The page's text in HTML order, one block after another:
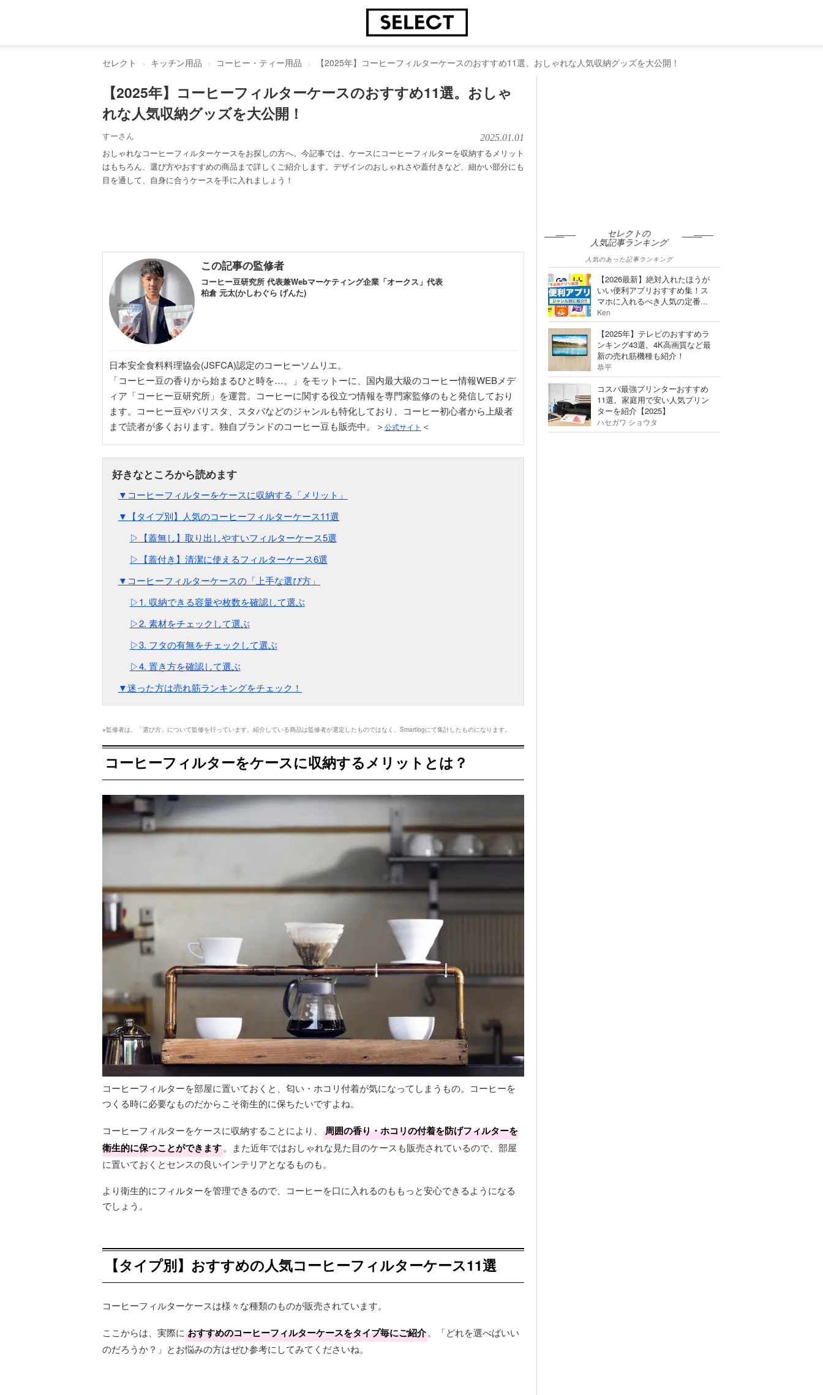
セレクト キッチン用品 コーヒー・ティー用品 【2025年】コーヒーフィルターケースのおすすめ11選。おしゃれな人気収納グッズを大公開！
【2025年】コーヒーフィルターケースのおすすめ11選。おしゃ
れな人気収納グッズを大公開！
すーさん 2025.01.01
おしゃれなコーヒーフィルターケースをお探しの方へ。今記事では、ケースにコーヒーフィルターを収納するメリット
はもちろん、選び方やおすすめの商品まで詳しくご紹介します。デザインのおしゃれさや蓋付きなど、細かい部分にも
目を通して、自身に合うケースを手に入れましょう！
この記事の監修者
コーヒー豆研究所 代表兼Webマーケティング企業「オークス」代表
柏倉 元太(かしわぐら げんた)
日本安全食料料理協会(JSFCA)認定のコーヒーソムリエ。
「コーヒー豆の香りから始まるひと時を…。」をモットーに、国内最大級のコーヒー情報WEBメデ
ィア「コーヒー豆研究所」を運営。コーヒーに関する役立つ情報を専門家監修のもと発信しており
ます。コーヒー豆やバリスタ、スタバなどのジャンルも特化しており、コーヒー初心者から上級者
まで読者が多くおります。独自ブランドのコーヒー豆も販売中。＞ 公式サイト ＜
▼コーヒーフィルターをケースに収納する「メリット」
▼【タイプ別】人気のコーヒーフィルターケース11選
▷【蓋無し】取り出しやすいフィルターケース5選
▷【蓋付き】清潔に使えるフィルターケース6選
▼コーヒーフィルターケースの「上手な選び方」
▷1. 収納できる容量や枚数を確認して選ぶ
▷2. 素材をチェックして選ぶ
▷3. フタの有無をチェックして選ぶ
▷4. 置き方を確認して選ぶ
▼迷った方は売れ筋ランキングをチェック！
※監修者は、「選び方」について監修を行っています。紹介している商品は監修者が選定したものではなく、Smartlogにて集計したものになります。
コーヒーフィルターをケースに収納するメリットとは？
コーヒーフィルターを部屋に置いておくと、匂い・ホコリ付着が気になってしまうもの。コーヒーを
つくる時に必要なものだからこそ衛生的に保ちたいですよね。
コーヒーフィルターをケースに収納することにより、
周囲の香り・ホコリの付着を防げフィルターを
衛生的に保つことができます。また近年ではおしゃれな見た目のケースも販売されているので、部屋
に置いておくとセンスの良いインテリアとなるものも。
より衛生的にフィルターを管理できるので、コーヒーを口に入れるのももっと安心できるようになる
でしょう。
【タイプ別】おすすめの人気コーヒーフィルターケース11選
コーヒーフィルターケースは様々な種類のものが販売されています。
ここからは、実際に おすすめのコーヒーフィルターケースをタイプ毎にご紹介。「どれを選べばいい
のだろうか？」とお悩みの方はぜひ参考にしてみてくださいね。
セレクトの
人気記事ランキング
人気のあった記事ランキング
【2026最新】絶対入れたほうが
いい便利アプリおすすめ集！ス
マホに入れるべき人気の定番...
Ken
【2025年】テレビのおすすめラ
ンキング43選。4K高画質など最
新の売れ筋機種も紹介！
恭平
コスパ最強プリンターおすすめ
11選。家庭用で安い人気プリン
ターを紹介【2025】
ハセガワ ショウタ